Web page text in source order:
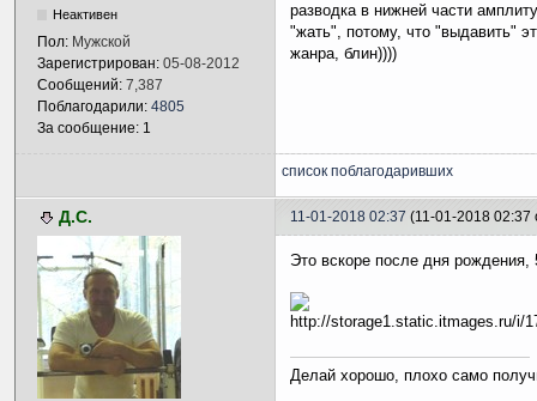
Неактивен
Пол: Мужской
Зарегистрирован: 05-08-2012
Сообщений: 7,387
Поблагодарили: 4805
За сообщение: 1
разводка в нижней части
"жать", потому, что "выдавить"
жанра, блин))))
список поблагодаривших
Д.С. 11-01-2018 02:37 (11-01-2018 02:37
Это вскоре после дня
Делай хорошо, плохо само